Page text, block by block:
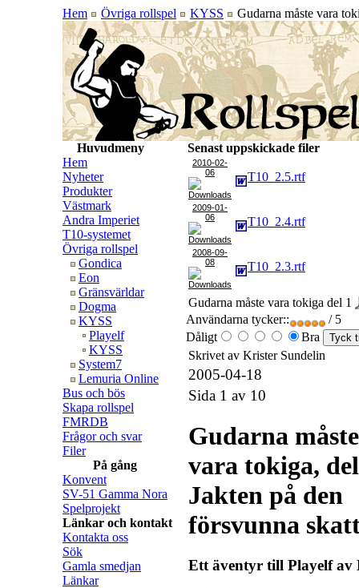
Hem Övriga rollspel KYSS Gudarna måste vara
Huvudmeny
Hem
Nyheter
Produkter
Västmark
Andra Imperiet
T10-systemet
Övriga rollspel
Gondica
Eon
Gränsvärldar
Dogma
KYSS
Playelf
KYSS
System7
Lemuria Online
Bus och bös
Skapa rollspel
FMRDB
Frågor och svar
Filer
På gång
Konvent
SV-51 Gamma Nora
Spelprojekt
Länkar och kontakt
Kontakta oss
Sök
Gamla smedjan
Länkar
Senast uppskickade filer
2010-02-
06
T10_2.5.rtf
2009-01-
06
T10_2.4.rtf
2008-09-
08
T10_2.3.rtf
Gudarna måste vara tokiga del 1
Användarna tycker::
/ 5
Dåligt
Bra
Skrivet av Krister Sundelin
2005-04-18
Sida 1 av 10
Gudarna måste
vara tokiga,
Jakten på den
försvunna
Ett äventyr till Playelf av